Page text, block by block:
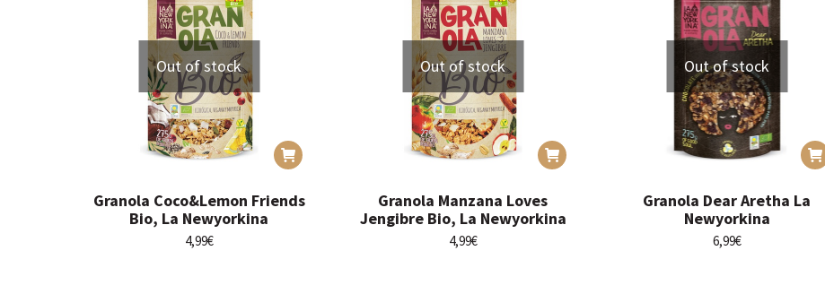
Out of stock
Granola Coco&Lemon Friends
Bio, La Newyorkina
4,99€
Out of stock
Granola Manzana Loves
Jengibre Bio, La Newyorkina
4,99€
Out of stock
Granola Dear Aretha La
Newyorkina
6,99€